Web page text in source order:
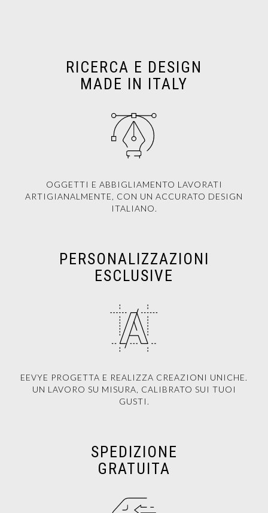
RICERCA E DESIGN
MADE IN ITALY
OGGETTI E ABBIGLIAMENTO LAVORATI
ARTIGIANALMENTE, CON UN ACCURATO DESIGN
ITALIANO.
PERSONALIZZAZIONI
ESCLUSIVE
EEVYE PROGETTA E REALIZZA CREAZIONI UNICHE.
UN LAVORO SU MISURA, CALIBRATO SUI TUOI
GUSTI.
SPEDIZIONE
GRATUITA